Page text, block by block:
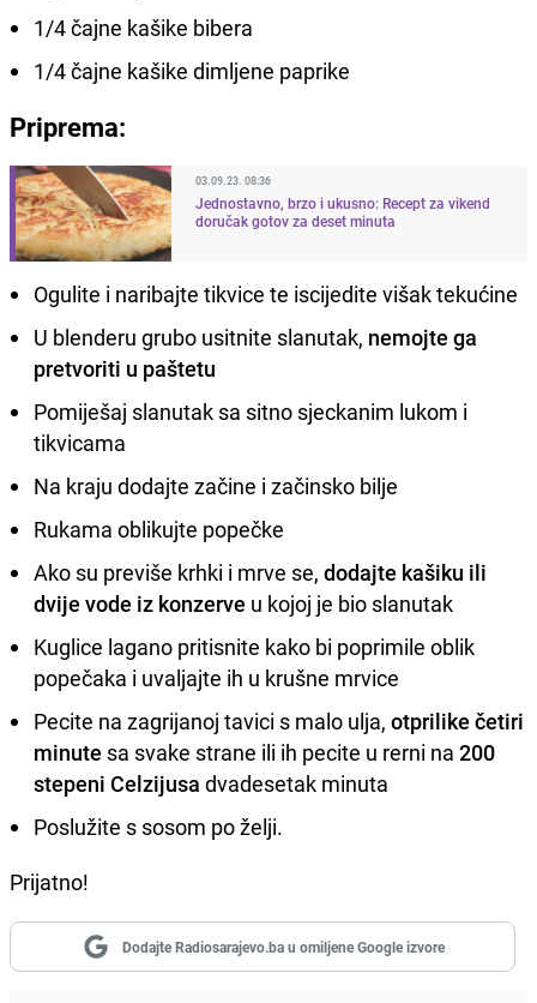
1/4 čajne kašike bibera
1/4 čajne kašike dimljene paprike
Priprema:
03.09.23. 08:36
Jednostavno, brzo i ukusno: Recept za vikend
doručak gotov za deset minuta
Ogulite i naribajte tikvice te iscijedite višak tekućine
U blenderu grubo usitnite slanutak, nemojte ga
pretvoriti u paštetu
Pomiješaj slanutak sa sitno sjeckanim lukom i
tikvicama
Na kraju dodajte začine i začinsko bilje
Rukama oblikujte popečke
Ako su previše krhki i mrve se, dodajte kašiku ili
dvije vode iz konzerve u kojoj je bio slanutak
Kuglice lagano pritisnite kako bi poprimile oblik
popečaka i uvaljajte ih u krušne mrvice
Pecite na zagrijanoj tavici s malo ulja, otprilike četiri
minute sa svake strane ili ih pecite u rerni na 200
stepeni Celzijusa dvadesetak minuta
Poslužite s sosom po želji.
Prijatno!
Dodajte Radiosarajevo.ba u omiljene Google izvore